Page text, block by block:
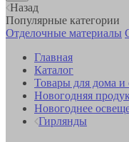
Назад
Популярные категории
Отделочные материалы
Главная
Каталог
Товары для дома и
Новогодняя
Новогоднее
Гирлянды